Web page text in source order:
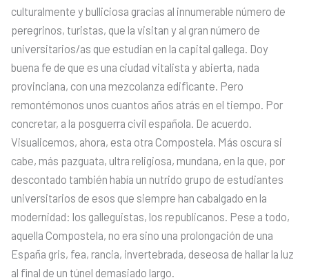
culturalmente y bulliciosa gracias al innumerable número de
peregrinos, turistas, que la visitan y al gran número de
universitarios/as que estudian en la capital gallega. Doy
buena fe de que es una ciudad vitalista y abierta, nada
provinciana, con una mezcolanza edificante. Pero
remontémonos unos cuantos años atrás en el tiempo. Por
concretar, a la posguerra civil española. De acuerdo.
Visualicemos, ahora, esta otra Compostela. Más oscura si
cabe, más pazguata, ultra religiosa, mundana, en la que, por
descontado también había un nutrido grupo de estudiantes
universitarios de esos que siempre han cabalgado en la
modernidad: los galleguistas, los republicanos. Pese a todo,
aquella Compostela, no era sino una prolongación de una
España gris, fea, rancia, invertebrada, deseosa de hallar la luz
al final de un túnel demasiado largo.